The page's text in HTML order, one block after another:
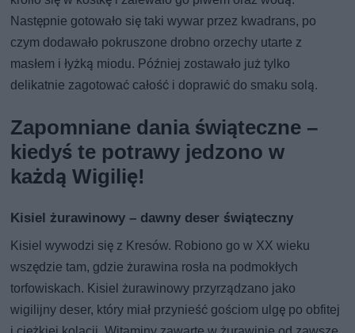
Następnie gotowało się taki wywar przez kwadrans, po
czym dodawało pokruszone drobno orzechy utarte z
masłem i łyżką miodu. Później zostawało już tylko
delikatnie zagotować całość i doprawić do smaku solą.
Zapomniane dania świąteczne –
kiedyś te potrawy jedzono w
każdą Wigilię!
Kisiel żurawinowy – dawny deser świąteczny
Kisiel wywodzi się z Kresów. Robiono go w XX wieku
wszędzie tam, gdzie żurawina rosła na podmokłych
torfowiskach. Kisiel żurawinowy przyrządzano jako
wigilijny deser, który miał przynieść gościom ulgę po obfitej